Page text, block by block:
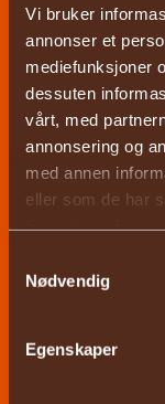
Vi bruker
annonser et
mediefunksjoner
dessuten
vårt, med
annonsering og
med annen
eller som de har
Nødvendig
Egenskaper
unik og
Med
skape en
din
Ved å
du
Ved å
en lokal